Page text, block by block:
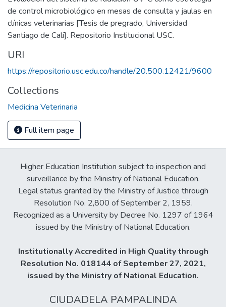
de control microbiológico en mesas de consulta y jaulas en
clínicas veterinarias [Tesis de pregrado, Universidad
Santiago de Cali]. Repositorio Institucional USC.
URI
https://repositorio.usc.edu.co/handle/20.500.12421/9600
Collections
Medicina Veterinaria
Full item page
Higher Education Institution subject to inspection and
surveillance by the Ministry of National Education.
Legal status granted by the Ministry of Justice through
Resolution No. 2,800 of September 2, 1959.
Recognized as a University by Decree No. 1297 of 1964
issued by the Ministry of National Education.
Institutionally Accredited in High Quality through
Resolution No. 018144 of September 27, 2021,
issued by the Ministry of National Education.
CIUDADELA PAMPALINDA